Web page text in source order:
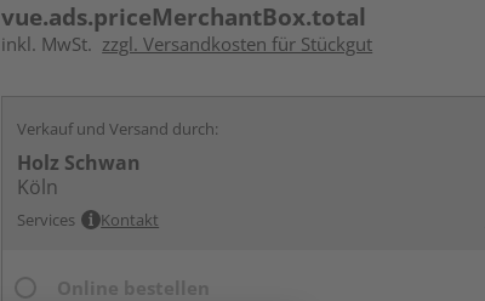
vue.ads.priceMerchantBox.total
inkl. MwSt. zzgl. Versandkosten für Stückgut
Verkauf und Versand durch:
Holz Schwan
Köln
Services Kontakt
Online bestellen